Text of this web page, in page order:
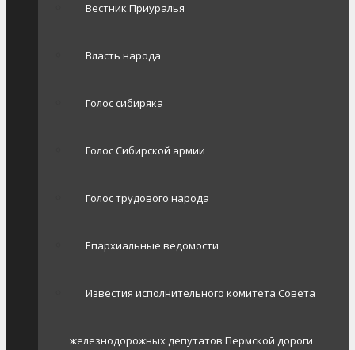
Вестник Приуралья
Власть народа
Голос сибиряка
Голос Сибирской армии
Голос трудового народа
Епархиальные ведомости
Известия исполнительного комитета Совета
железнодорожных депутатов Пермской дороги